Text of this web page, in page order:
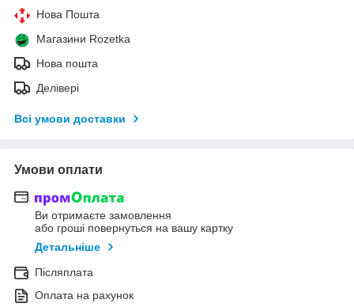
Нова Пошта
Магазини Rozetka
Нова пошта
Делівері
Всі умови доставки
Умови оплати
Ви отримаєте замовлення
або гроші повернуться на вашу картку
Детальніше
Післяплата
Оплата на рахунок